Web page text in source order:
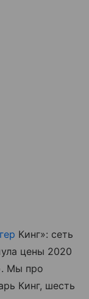
Кинг»: сеть
цены 2020
Мы про
Кинг, шесть